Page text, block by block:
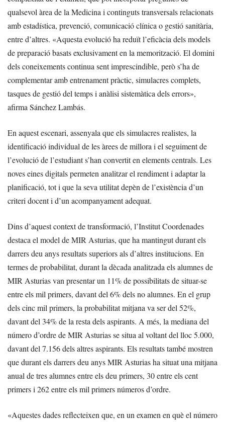
qualsevol àrea de la Medicina i continguts transversals relacionats
amb estadística, prevenció, comunicació clínica o gestió sanitària,
entre d’altres. «Aquesta evolució ha reduït l’eficàcia dels models
de preparació basats exclusivament en la memorització. El domini
dels coneixements continua sent imprescindible, però s’ha de
complementar amb entrenament pràctic, simulacres complets,
tasques de gestió del temps i anàlisi sistemàtica dels errors»,
afirma Sánchez Lambás.
En aquest escenari, assenyala que els simulacres realistes, la
identificació individual de les àrees de millora i el seguiment de
l’evolució de l’estudiant s’han convertit en elements centrals. Les
noves eines digitals permeten analitzar el rendiment i adaptar la
planificació, tot i que la seva utilitat depèn de l’existència d’un
criteri docent i d’un acompanyament adequat.
Dins d’aquest context de transformació, l’Institut Coordenades
destaca el model de MIR Asturias, que ha mantingut durant els
darrers deu anys resultats superiors als d’altres institucions. En
termes de probabilitat, durant la dècada analitzada els alumnes de
MIR Asturias van presentar un 11% de possibilitats de situar-se
entre els mil primers, davant del 6% dels no alumnes. En el grup
dels cinc mil primers, la probabilitat mitjana va ser del 52%,
davant del 34% de la resta dels aspirants. A més, la mediana del
número d’ordre de MIR Asturias se situa al voltant del lloc 5.000,
davant del 7.156 dels altres aspirants. Els resultats també mostren
que durant els darrers deu anys MIR Asturias ha situat una mitjana
anual de tres alumnes entre els deu primers, 30 entre els cent
primers i 262 entre els mil primers números d’ordre.
«Aquestes dades reflecteixen que, en un examen en què el número